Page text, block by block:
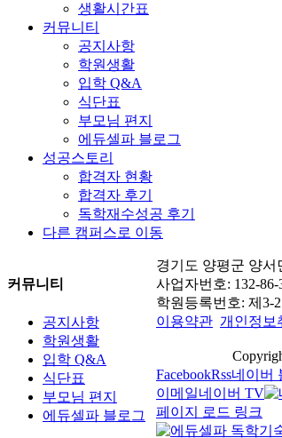
생활시간표
커뮤니티
공지사항
학원생활
입학 Q&A
식단표
부모님 편지
에듀셀파 블로그
성공스토리
합격자 현황
합격자 후기
독학재수성공 후기
다른 캠퍼스로 이동
커뮤니티
공지사항
학원생활
입학 Q&A
식단표
부모님 편지
에듀셀파 블로그
경기도 양평군 양서
사업자번호: 132-
학원등록번호: 제3-
이용약관 개인정보
FacebookRss네이버
이메일네이버 TV
페이지 로드 링크